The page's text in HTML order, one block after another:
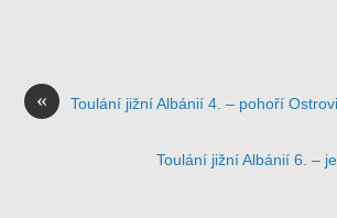
« Toulání jižní Albánií 4. – pohoří
Toulání jižní Albánií 6. –